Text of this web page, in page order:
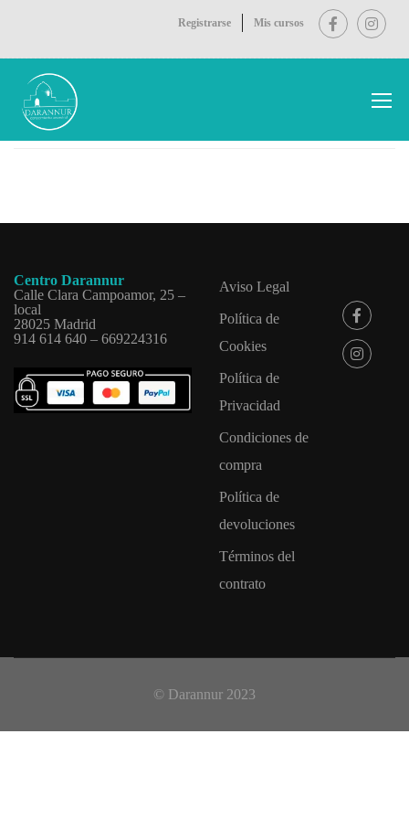
Registrarse Mis cursos
Inicio
Centro Darannur
Calle Clara Campoamor, 25 –
local
28025 Madrid
914 614 640 – 669224316
Aviso Legal
Política de
Cookies
Política de
Privacidad
Condiciones de
compra
Política de
devoluciones
Términos del
contrato
© Darannur 2023